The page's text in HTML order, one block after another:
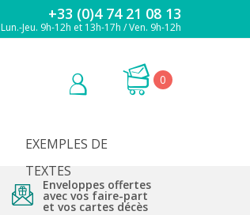
+33 (0)4 74 21 08 13
Lun.-Jeu. 9h-12h et 13h-17h / Ven. 9h-12h
0
EXEMPLES DE
TEXTES
Enveloppes offertes
avec vos faire-part
et vos cartes décès